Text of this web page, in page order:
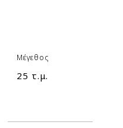
Μέγεθος
25 τ.μ.